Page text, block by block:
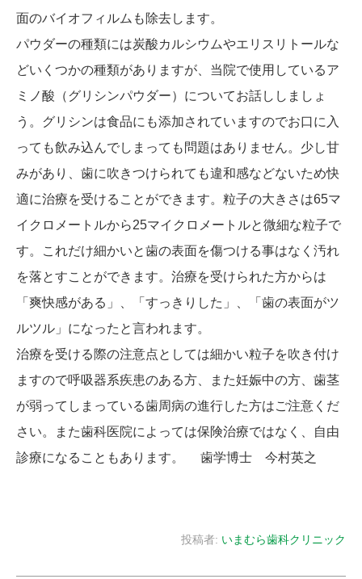
面のバイオフィルムも除去します。
パウダーの種類には炭酸カルシウムやエリスリトールな
どいくつかの種類がありますが、当院で使用しているア
ミノ酸（グリシンパウダー）についてお話ししましょ
う。グリシンは食品にも添加されていますのでお口に入
っても飲み込んでしまっても問題はありません。少し甘
みがあり、歯に吹きつけられても違和感などないため快
適に治療を受けることができます。粒子の大きさは65マ
イクロメートルから25マイクロメートルと微細な粒子で
す。これだけ細かいと歯の表面を傷つける事はなく汚れ
を落とすことができます。治療を受けられた方からは
「爽快感がある」、「すっきりした」、「歯の表面がツ
ルツル」になったと言われます。
治療を受ける際の注意点としては細かい粒子を吹き付け
ますので呼吸器系疾患のある方、また妊娠中の方、歯茎
が弱ってしまっている歯周病の進行した方はご注意くだ
さい。また歯科医院によっては保険治療ではなく、自由
診療になることもあります。 歯学博士 今村英之
投稿者: いまむら歯科クリニック